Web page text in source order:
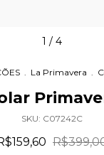
1 / 4
La Primavera
SKU: C07242C